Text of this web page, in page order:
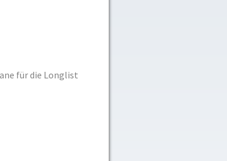
für die Longlist